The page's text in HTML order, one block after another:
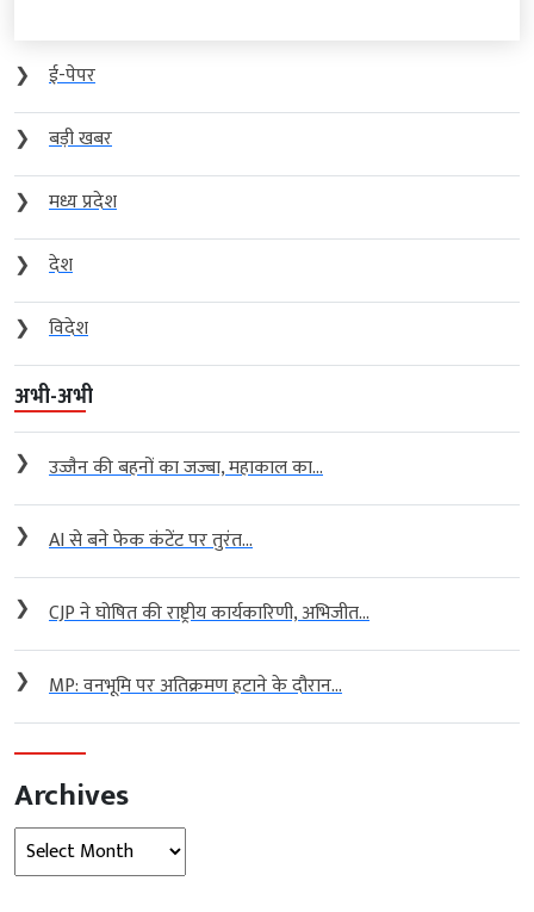
❯
ई-पेपर
❯
बड़ी खबर
❯
मध्य प्रदेश
❯
देश
❯
विदेश
अभी-अभी
❯ उज्जैन की बहनों का जज्बा, महाकाल का...
❯ AI से बने फेक कंटेंट पर तुरंत...
❯ CJP ने घोषित की राष्ट्रीय कार्यकारिणी, अभिजीत...
❯ MP: वनभूमि पर अतिक्रमण हटाने के दौरान...
Archives
Archives